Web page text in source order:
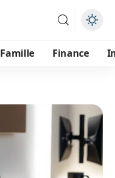
Famille Finance